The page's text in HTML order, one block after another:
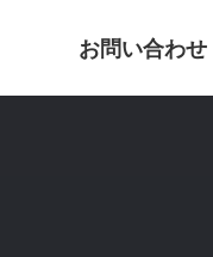
お問い合わせ